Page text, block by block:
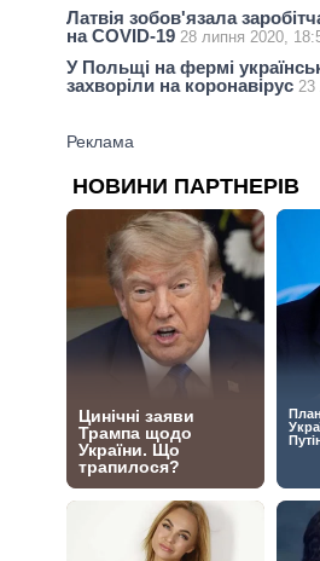
Латвія зобов'язала
на COVID-19 28 липня 2020,
У Польщі на фермі
захворіли на коронавірус 23